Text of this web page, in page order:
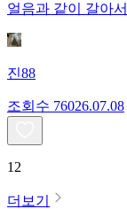
얼음과 같이 갈아
진88
조회수 76026.07.08
12
더보기